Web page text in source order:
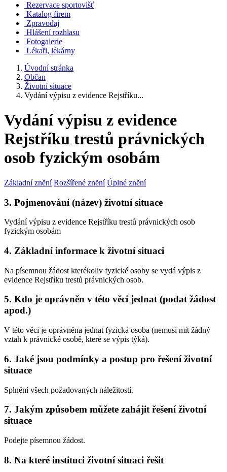
Rezervace sportovišť
Katalog firem
Zpravodaj
Hlášení rozhlasu
Fotogalerie
Lékaři, lékárny
Úvodní stránka
Občan
Životní situace
Vydání výpisu z evidence Rejstříku...
Vydání výpisu z evidence
Rejstříku trestů právnických
osob fyzickým osobám
Základní znění Rozšířené znění Úplné znění
3. Pojmenování (název) životní situace
Vydání výpisu z evidence Rejstříku trestů právnických osob
fyzickým osobám
4. Základní informace k životní situaci
Na písemnou žádost kterékoliv fyzické osoby se vydá výpis z
evidence Rejstříku trestů právnických osob.
5. Kdo je oprávněn v této věci jednat (podat žádost
apod.)
V této věci je oprávněna jednat fyzická osoba (nemusí mít žádný
vztah k právnické osobě, které se výpis týká).
6. Jaké jsou podmínky a postup pro řešení životní
situace
Splnění všech požadovaných náležitostí.
7. Jakým způsobem můžete zahájit řešení životní
situace
Podejte písemnou žádost.
8. Na které instituci životní situaci řešit